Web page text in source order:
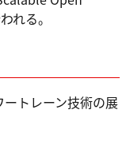
れる。
トレーン技術の展